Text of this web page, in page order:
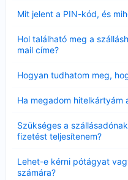
Mit jelent a PIN-kód, és
Hol található meg a
mail címe?
Hogyan tudhatom meg,
Ha megadom hitelkártyám
Szükséges a
fizetést teljesítenem?
Lehet-e kérni pótágyat
számára?